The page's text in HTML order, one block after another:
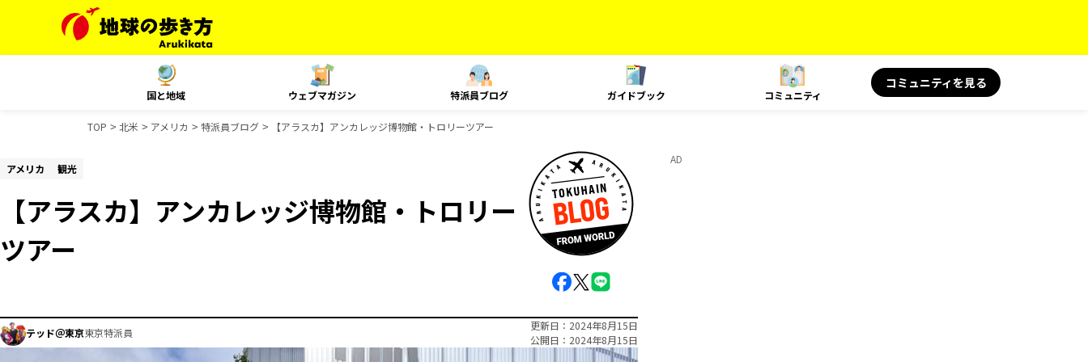
国と地域 ウェブマガジン 特派員ブログ ガイドブック コミュニティ
コミュニティを見る
TOP 北米 アメリカ 特派員ブログ 【アラスカ】アンカレッジ博物館・トロリーツアー
アメリカ 観光
【アラスカ】アンカレッジ博物館・トロリー
ツアー
テッド＠東京東京特派員
更新日
2024年8月15日
公開日
2024年8月15日
AD